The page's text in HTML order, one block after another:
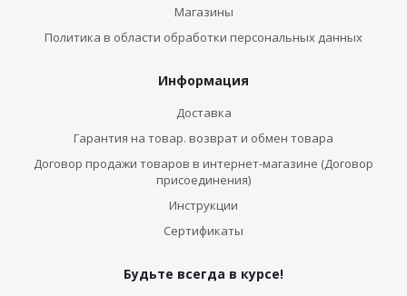
Магазины
Политика в области обработки персональных данных
Информация
Доставка
Гарантия на товар. возврат и обмен товара
Договор продажи товаров в интернет-магазине (Договор
присоединения)
Инструкции
Сертификаты
Будьте всегда в курсе!